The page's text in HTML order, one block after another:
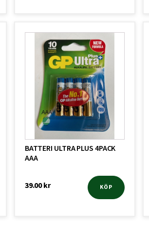
BATTERI ULTRA PLUS 4PACK
AAA
39.00kr KÖP